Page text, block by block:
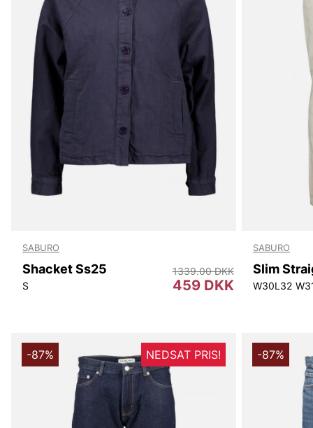
SABURO
Shacket Ss25
S 459 DKK
1339.00 DKK
SABURO
Slim
W30L32
-87% NEDSAT PRIS! -87%